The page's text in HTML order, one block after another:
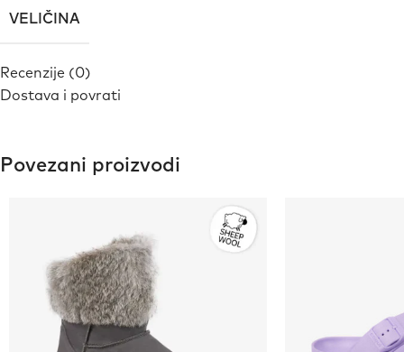
VELIČINA
Recenzije (0)
Dostava i povrati
Povezani proizvodi